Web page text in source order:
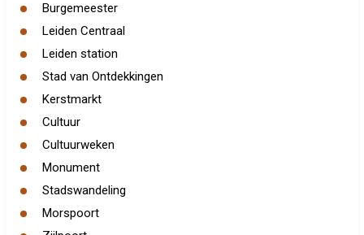
Burgemeester
Leiden Centraal
Leiden station
Stad van Ontdekkingen
Kerstmarkt
Cultuur
Cultuurweken
Monument
Stadswandeling
Morspoort